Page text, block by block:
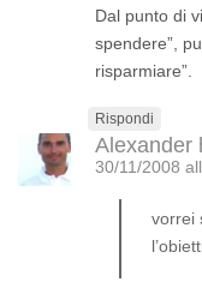
Dal punto di
spendere”,
risparmiare”.
Rispondi
Alexander
30/11/2008
vorrei